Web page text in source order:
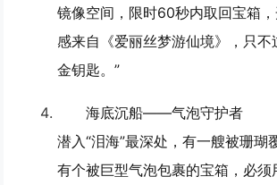
镜像空间，限时60秒内取回宝箱，
感来自《爱丽丝梦游仙境》，只不
金钥匙。”
海底沉船——气泡守护者
潜入“泪海”最深处，有一艘被珊瑚
有个被巨型气泡包裹的宝箱，必须